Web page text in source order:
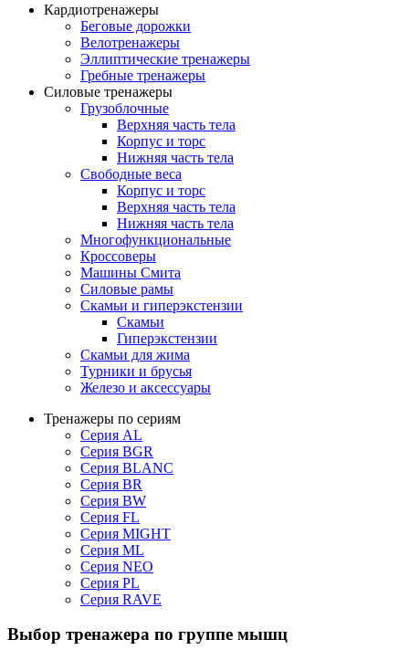
Кардиотренажеры
Беговые дорожки
Велотренажеры
Эллиптические тренажеры
Гребные тренажеры
Силовые тренажеры
Грузоблочные
Верхняя часть тела
Корпус и торс
Нижняя часть тела
Свободные веса
Корпус и торс
Верхняя часть тела
Нижняя часть тела
Многофункциональные
Кроссоверы
Машины Смита
Силовые рамы
Скамьи и гиперэкстензии
Скамьи
Гиперэкстензии
Скамьи для жима
Турники и брусья
Железо и аксессуары
Тренажеры по сериям
Серия AL
Серия BGR
Серия BLANC
Серия BR
Серия BW
Серия FL
Серия MIGHT
Серия ML
Серия NEO
Серия PL
Серия RAVE
Выбор тренажера по группе мышц